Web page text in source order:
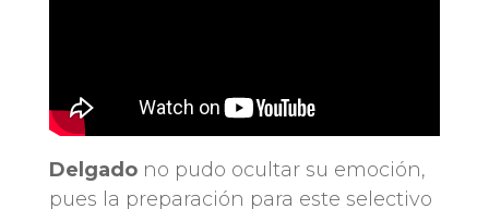
Delgadono pudo ocultar su emoción,
pues la preparación para este selectivo